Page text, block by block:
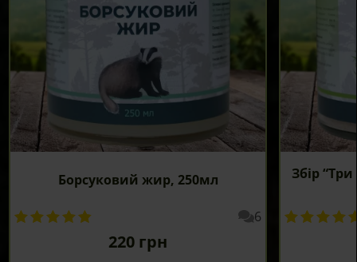
Борсуковий жир, 250мл
6
220 грн
Збір